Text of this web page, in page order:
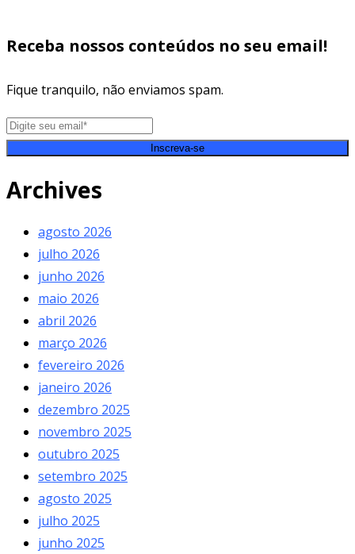
Receba nossos conteúdos no seu email!
Fique tranquilo, não enviamos spam.
Inscreva-se
Archives
agosto 2026
julho 2026
junho 2026
maio 2026
abril 2026
março 2026
fevereiro 2026
janeiro 2026
dezembro 2025
novembro 2025
outubro 2025
setembro 2025
agosto 2025
julho 2025
junho 2025